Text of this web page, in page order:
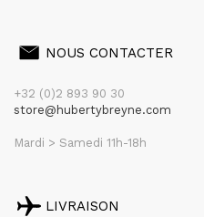
NOUS CONTACTER
+32 (0)2 893 90 30
store@hubertybreyne.com
Mardi > Samedi 11h-18h
LIVRAISON